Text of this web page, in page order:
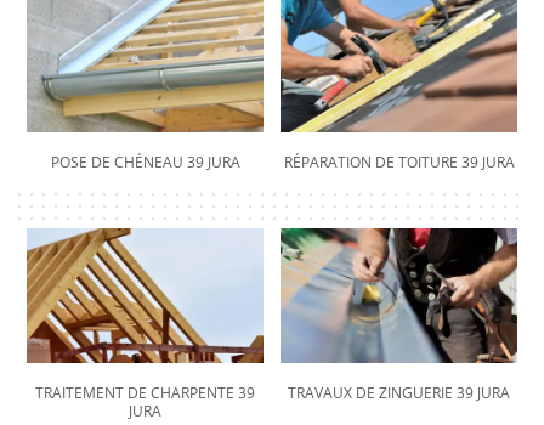
POSE DE CHÉNEAU 39 JURA RÉPARATION DE TOITURE 39 JURA
TRAITEMENT DE CHARPENTE 39
JURA
TRAVAUX DE ZINGUERIE 39 JURA